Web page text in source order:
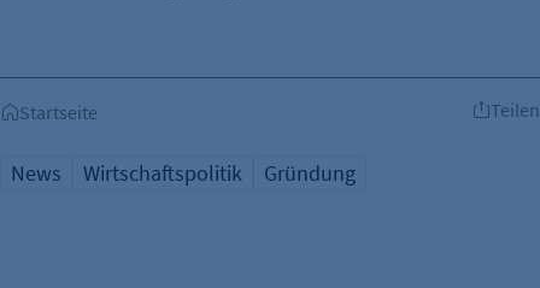
Startseite Teilen
News Wirtschaftspolitik Gründung